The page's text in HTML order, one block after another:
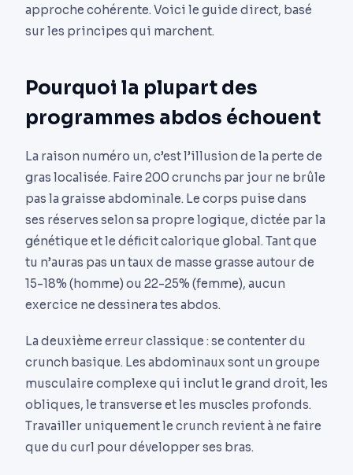
approche cohérente. Voici le guide direct, basé
sur les principes qui marchent.
Pourquoi la plupart des
programmes abdos échouent
La raison numéro un, c’est l’illusion de la perte de
gras localisée. Faire 200 crunchs par jour ne brûle
pas la graisse abdominale. Le corps puise dans
ses réserves selon sa propre logique, dictée par la
génétique et le déficit calorique global. Tant que
tu n’auras pas un taux de masse grasse autour de
15-18% (homme) ou 22-25% (femme), aucun
exercice ne dessinera tes abdos.
La deuxième erreur classique : se contenter du
crunch basique. Les abdominaux sont un groupe
musculaire complexe qui inclut le grand droit, les
obliques, le transverse et les muscles profonds.
Travailler uniquement le crunch revient à ne faire
que du curl pour développer ses bras.